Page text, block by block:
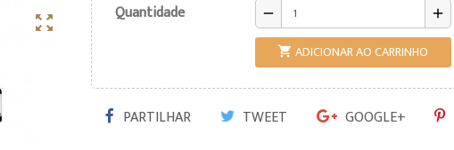

Quantidade
remove add
 ADICIONAR AO CARRINHO
PARTILHAR TWEET GOOGLE+